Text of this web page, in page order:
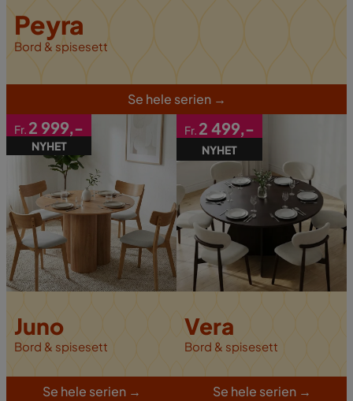
Peyra
Bord & spisesett
Se hele serien→
Fr. 2 999,-
NYHET
Juno
Bord & spisesett
Se hele serien→
Fr. 2 499,-
NYHET
Vera
Bord & spisesett
Se hele serien→